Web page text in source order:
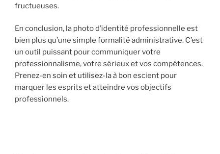
fructueuses.
En conclusion, la photo d’identité professionnelle est
bien plus qu’une simple formalité administrative. C’est
un outil puissant pour communiquer votre
professionnalisme, votre sérieux et vos compétences.
Prenez-en soin et utilisez-la à bon escient pour
marquer les esprits et atteindre vos objectifs
professionnels.